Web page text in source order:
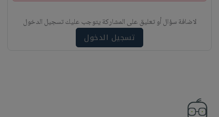
ي
لاضافة سؤال أو تعليق على المشاركة يتوجب عليك تسجيل الدخول
تسجيل الدخول